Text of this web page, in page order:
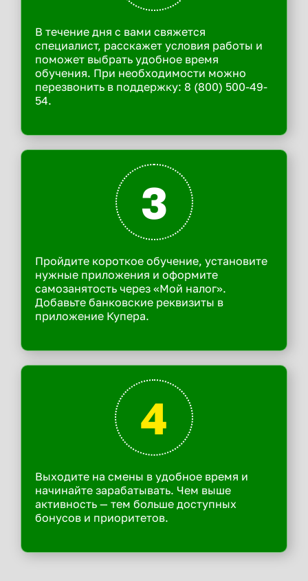
В течение дня с вами свяжется
специалист, расскажет условия работы и
поможет выбрать удобное время
обучения. При необходимости можно
перезвонить в поддержку: 8 (800) 500-49-
54.
3
Пройдите короткое обучение, установите
нужные приложения и оформите
самозанятость через «Мой налог».
Добавьте банковские реквизиты в
приложение Купера.
4
Выходите на смены в удобное время и
начинайте зарабатывать. Чем выше
активность — тем больше доступных
бонусов и приоритетов.